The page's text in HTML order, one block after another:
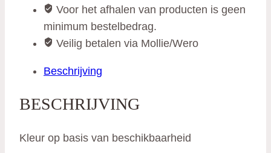
Voor het afhalen van producten is geen
minimum bestelbedrag.
Veilig betalen via Mollie/Wero
Beschrijving
BESCHRIJVING
Kleur op basis van beschikbaarheid